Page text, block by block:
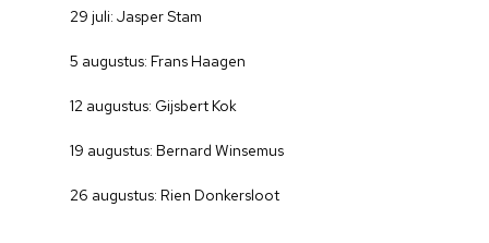
29 juli: Jasper Stam
5 augustus: Frans Haagen
12 augustus: Gijsbert Kok
19 augustus: Bernard Winsemus
26 augustus: Rien Donkersloot